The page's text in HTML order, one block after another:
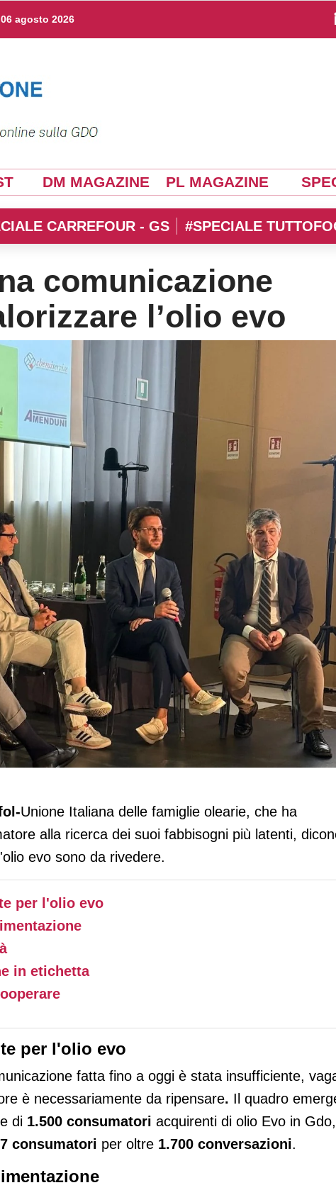
agosto 2026
DM MAGAZINE PL MAGAZINE
CARREFOUR - GS #SPECIALE
comunicazione
l’olio evo
efficace per valorizzare l’olio evo
Unione Italiana delle famiglie olearie, che ha
alla ricerca dei suoi fabbisogni più latenti,
evo sono da rivedere.
per l'olio evo
in etichetta
per l'olio evo
fatta fino a oggi è stata insufficiente,
è necessariamente da ripensare. Il quadro
di 1.500 consumatori acquirenti di olio Evo in Gdo,
consumatori per oltre 1.700 conversazioni.